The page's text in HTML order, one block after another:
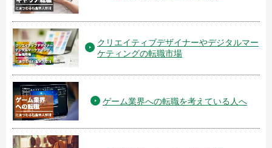
クリエイティブデザイナーやデジタルマー
ケティングの転職市場
ゲーム業界への転職を考えている人へ